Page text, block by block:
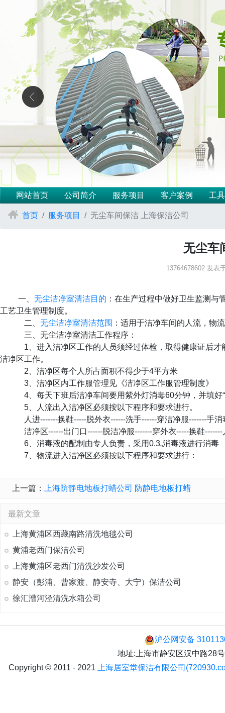
网站首页 公司简介 服务项目 客户案例 工
首页 服务项目 无尘车间保洁 上海保洁公司
无尘车
13764678602 发表
一、 无尘洁净室清洁目的 ：在生产过程中做好卫生监测
工艺卫生管理制度。
二、 无尘洁净室清洁范围 ：适用于洁净车间的人流，物
三、无尘洁净室清洁工作程序：
1、进入洁净区工作的人员须经过体检，取得健康证后
洁净区工作。
2、洁净区每个人所占面积不得少于4平方米
3、洁净区内工作服管理见《洁净区工作服管理制度》
4、每天下班后洁净车间要用紫外灯消毒60分钟，并填好
5、人流出入洁净区必须按以下程序和要求进行。
人进-------换鞋-----脱外衣------洗手------穿洁净服-------手消
洁净区------出门口------脱洁净服-------穿外衣-----换鞋-------
6、消毒液的配制由专人负责，采用0.3„消毒液进行消毒
7、物流进入洁净区必须按以下程序和要求进行：
上一篇： 上海防静电地板打蜡公司 防静电地板打蜡
最新文章
上海黄浦区西藏南路清洗地毯公司
黄浦老西门保洁公司
上海黄浦区老西门清洗沙发公司
静安（彭浦、曹家渡、静安寺、大宁）保洁公司
徐汇漕河泾清洗水箱公司
沪公网安备
地址:上海市静安区汉中路28
Copyright © 2011 - 2021
上海居室堂保洁有限公司